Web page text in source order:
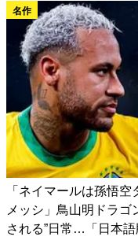
名作
「ネイマールは孫悟
メッシ」鳥山明ドラゴ
される”日常…「日本語